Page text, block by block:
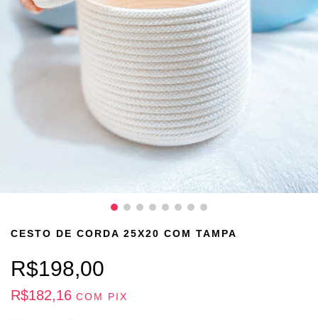
CESTO DE CORDA 25X20 COM TAMPA
R$198,00
R$182,16 COM PIX